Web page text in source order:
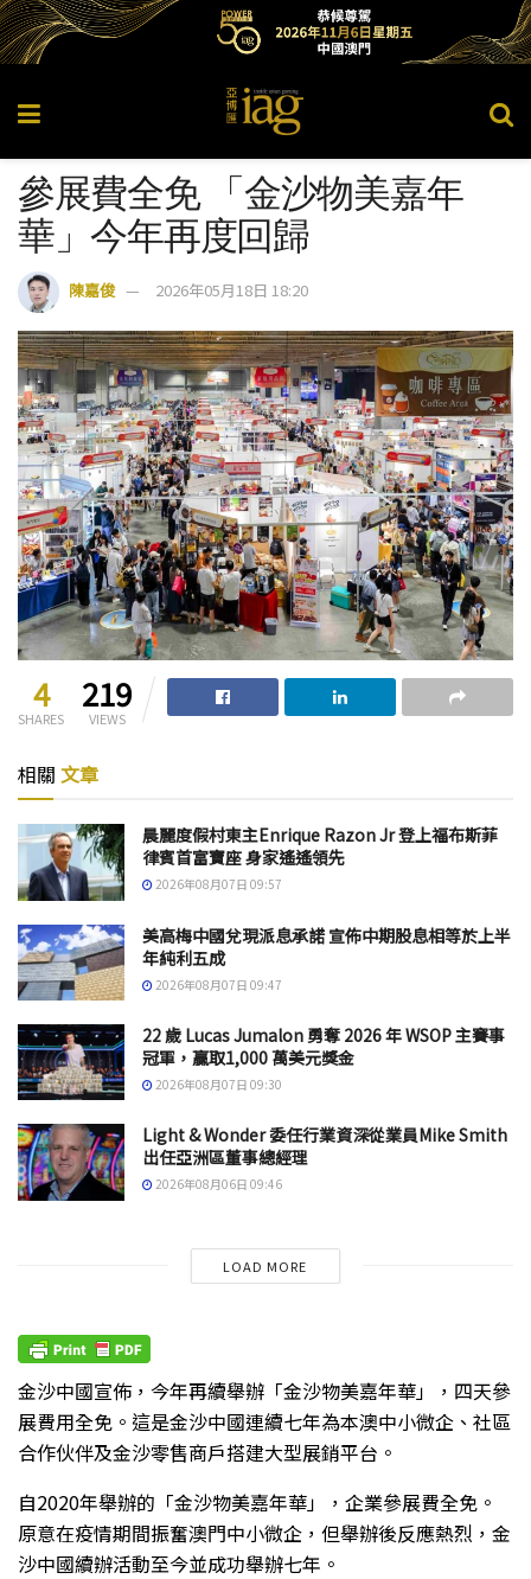
參展費全免 「金沙物美嘉年
華」今年再度回歸
陳嘉俊 2026年05月18日 18:20
4
SHARES
219
VIEWS
相關 文章
晨麗度假村東主Enrique Razon Jr 登上福布斯菲
律賓首富寶座 身家遙遙領先
2026年08月07日 09:57
美高梅中國兌現派息承諾 宣佈中期股息相等於上半
年純利五成
2026年08月07日 09:47
22 歲 Lucas Jumalon 勇奪 2026 年 WSOP 主賽事
冠軍，贏取1,000 萬美元獎金
2026年08月07日 09:30
Light & Wonder 委任行業資深從業員Mike Smith
出任亞洲區董事總經理
2026年08月06日 09:46
LOAD MORE
金沙中國宣佈，今年再續舉辦「金沙物美嘉年華」，四天參
展費用全免。這是金沙中國連續七年為本澳中小微企、社區
合作伙伴及金沙零售商戶搭建大型展銷平台。
自2020年舉辦的「金沙物美嘉年華」，企業參展費全免。
原意在疫情期間振奮澳門中小微企，但舉辦後反應熱烈，金
沙中國續辦活動至今並成功舉辦七年。